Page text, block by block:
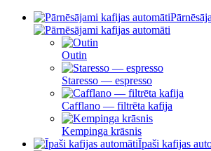
Outin
Staresso — espresso
Cafflano — filtrēta kafija
Kempinga krāsnis
Īpaši kafijas